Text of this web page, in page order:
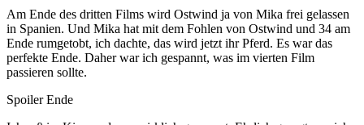
Am Ende des dritten Films wird Ostwind ja von Mika frei gelassen
in Spanien. Und Mika hat mit dem Fohlen von Ostwind und 34 am
Ende rumgetobt, ich dachte, das wird jetzt ihr Pferd. Es war das
perfekte Ende. Daher war ich gespannt, was im vierten Film
passieren sollte.
Spoiler Ende